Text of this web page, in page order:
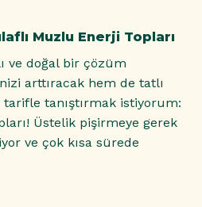
Muzlu Enerji Topları
ve doğal bir çözüm
arttıracak hem de tatlı
tanıştırmak istiyorum:
Üstelik pişirmeye gerek
ve çok kısa sürede